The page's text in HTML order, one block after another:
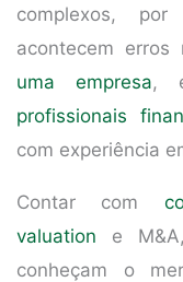
complexos,
acontecem
uma empresa,
profissionais
com experiência
Contar com
valuation e
conheçam o